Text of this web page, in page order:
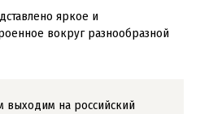
яркое и
вокруг разнообразной
выходим на российский